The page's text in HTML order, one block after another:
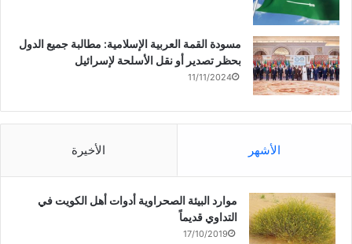
مسودة القمة العربية الإسلامية: مطالبة جميع الدول
بحظر تصدير أو نقل الأسلحة لإسرائيل
11/11/2024
الأشهر الأخيرة
موارد البيئة الصحراوية أدوات أهل الكويت في
التداوي قديماً
17/10/2019